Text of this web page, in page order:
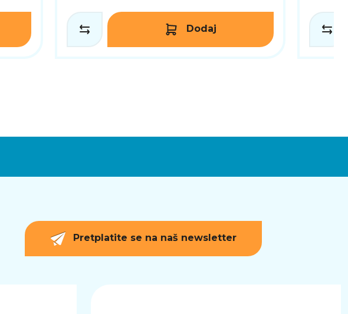
Dodaj
Pretplatite se na naš newsletter